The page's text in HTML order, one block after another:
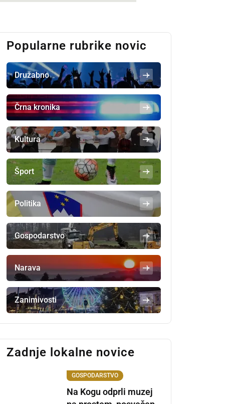
Popularne rubrike novic
Družabno
Črna kronika
Kultura
Šport
Politika
Gospodarstvo
Narava
Zanimivosti
Zadnje lokalne novice
GOSPODARSTVO
Na Kogu odprli muzej